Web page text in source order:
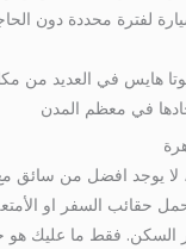
لفترة محددة دون
هايس في العديد من
في معظم المدن
يوجد افضل من سائق
حقائب السفر او
السكن. فقط ما عليك هو